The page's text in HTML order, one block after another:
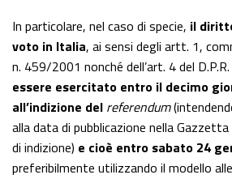
In particolare, nel caso di specie, il
voto in Italia, ai sensi degli artt. 1,
n. 459/2001 nonché dell’art. 4 del
essere esercitato entro il decimo
all’indizione del referendum
alla data di pubblicazione nella
di indizione) e cioè entro sabato 24
preferibilmente utilizzando il modello